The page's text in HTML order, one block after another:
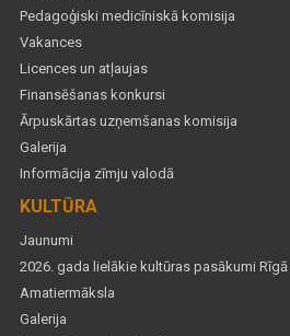
Pedagoģiski medicīniskā komisija
Vakances
Licences un atļaujas
Finansēšanas konkursi
Ārpuskārtas uzņemšanas komisija
Galerija
Informācija zīmju valodā
KULTŪRA
Jaunumi
2026. gada lielākie kultūras pasākumi Rīgā
Amatiermāksla
Galerija